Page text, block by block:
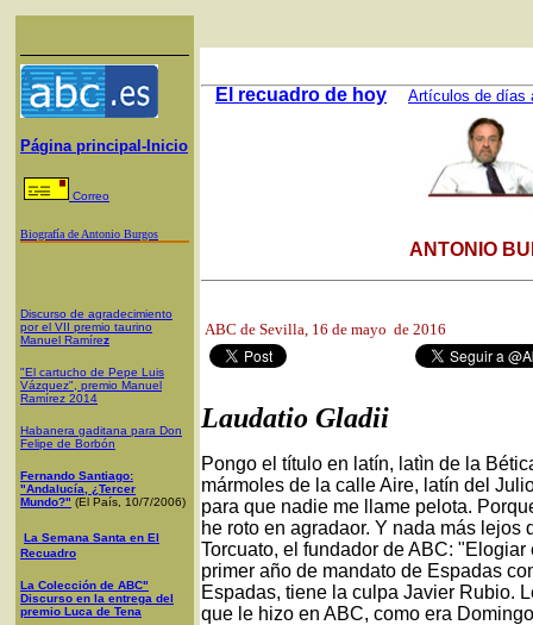
Página principal-Inicio
Correo
Biografía de Antonio Burgos
Discurso de agradecimiento
por el VII premio taurino
Manuel Ramírez
"El cartucho de Pepe Luis
Vázquez", premio Manuel
Ramírez 2014
Habanera gaditana para Don
Felipe de Borbón
Fernando Santiago:
"Andalucía, ¿Tercer
Mundo?" (El País, 10/7/2006)
La Semana Santa en El
Recuadro
La Colección de ABC"
Discurso en la entrega del
premio Luca de Tena
El recuadro de hoy Artículos de días
ANTONIO
ABC de Sevilla, 16 de mayo de 2016
Laudatio Gladii
Pongo el título en latín, latìn de la
mármoles de la calle Aire, latín del
para que nadie me llame pelota.
he roto en agradaor. Y nada más
Torcuato, el fundador de ABC:
primer año de mandato de Espadas
Espadas, tiene la culpa Javier Rubio.
que le hizo en ABC, como era